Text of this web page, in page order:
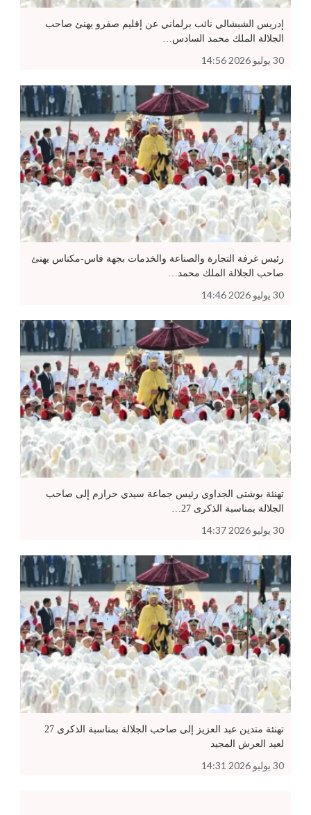
إدريس الشبشالي نائب برلماني عن إقليم صفرو يهنئ صاحب
الجلالة الملك محمد السادس…
30 يوليو 2026 14:56
رئيس غرفة التجارة والصناعة والخدمات بجهة فاس-مكناس يهنئ
صاحب الجلالة الملك محمد…
30 يوليو 2026 14:46
تهنئة بوشتى الجداوي رئيس جماعة سيدي حرازم إلى صاحب
الجلالة بمناسبة الذكرى 27…
30 يوليو 2026 14:37
تهنئة متدين عبد العزيز إلى صاحب الجلالة بمناسبة الذكرى 27
لعيد العرش المجيد
30 يوليو 2026 14:31